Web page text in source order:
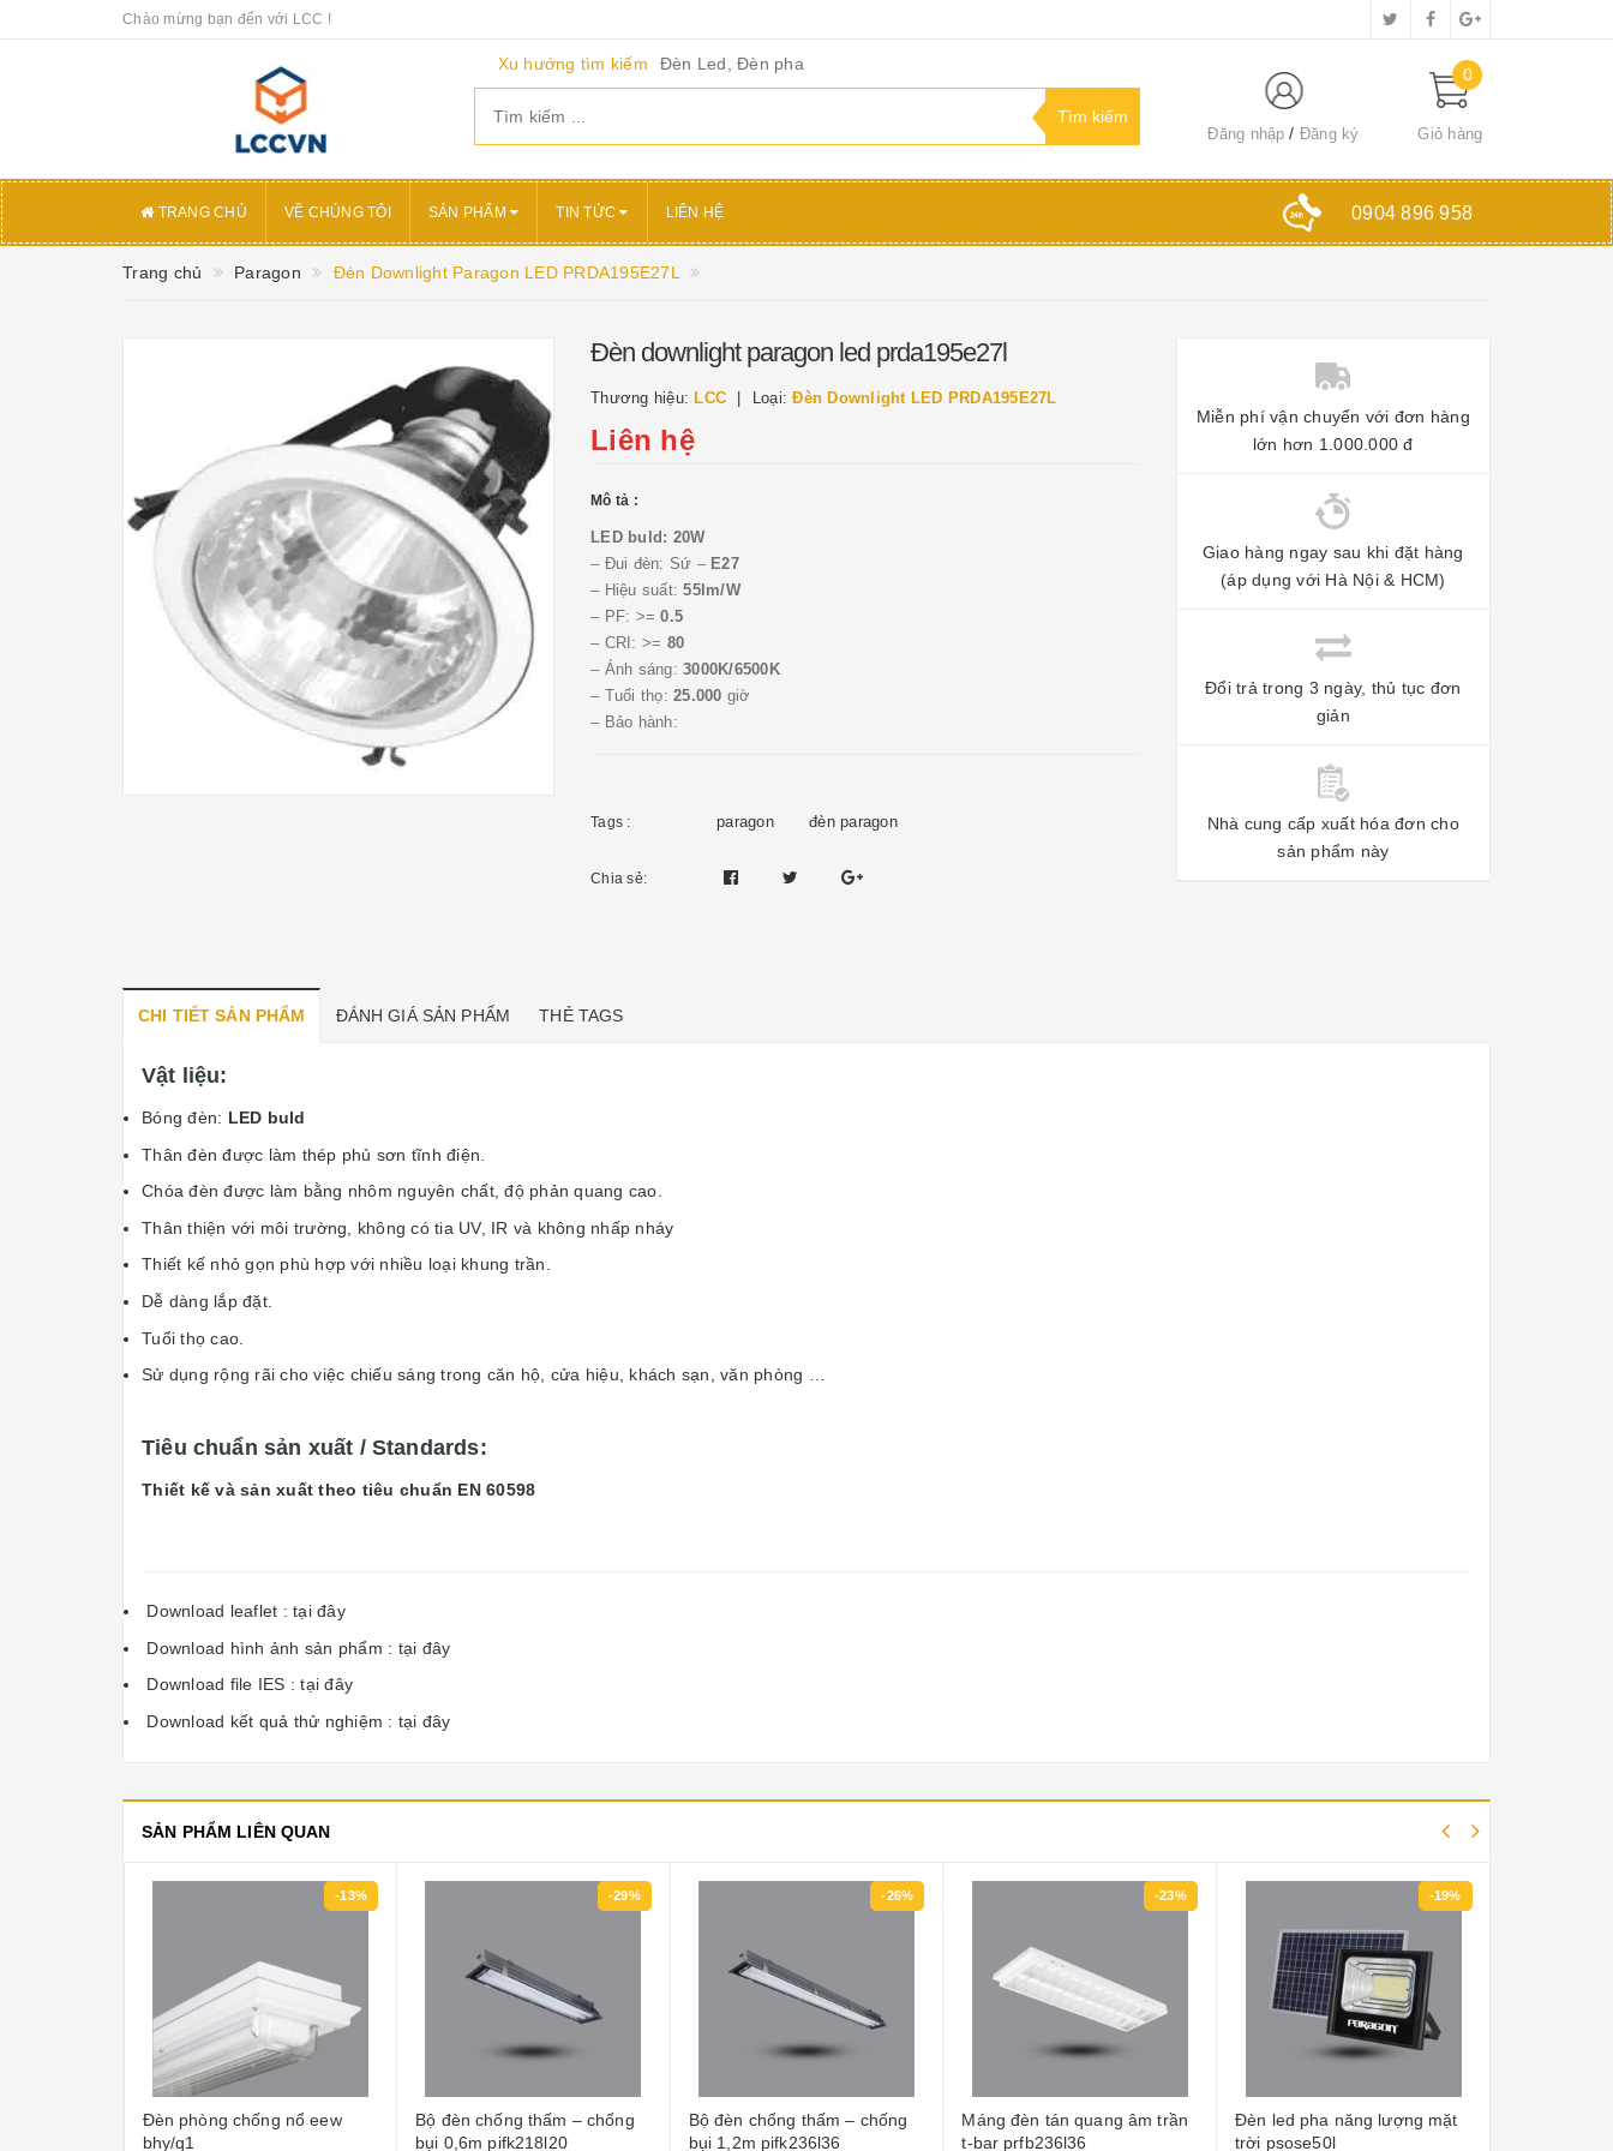
Chào mừng bạn đến với LCC !
Xu hướng tìm kiếm Đèn Led, Đèn pha
Đăng nhập Đăng ký
0
Giỏ hàng
TRANG CHỦ VỀ CHÚNG TÔI SẢN PHẨM TIN TỨC LIÊN HỆ 0904 896 958
Trang chủ Paragon Đèn Downlight Paragon LED PRDA195E27L
Đèn downlight paragon led prda195e27l
Thương hiệu: LCC Loại:Đèn Downlight LED PRDA195E27L
Liên hệ
Mô tả :
LED buld: 20W
– Đui đèn: Sứ – E27
– Hiệu suất:55lm/W
– PF: >=0.5
– CRI: >= 80
– Ánh sáng: 3000K/6500K
– Tuổi thọ: 25.000 giờ
– Bảo hành:
Tags : paragon đèn paragon
Chia sẻ:
Miễn phí vận chuyển với đơn hàng
lớn hơn 1.000.000 đ
Giao hàng ngay sau khi đặt hàng
(áp dụng với Hà Nội & HCM)
Đổi trả trong 3 ngày, thủ tục đơn
giản
Nhà cung cấp xuất hóa đơn cho
sản phẩm này
CHI TIẾT SẢN PHẨM ĐÁNH GIÁ SẢN PHẨM THẺ TAGS
Vật liệu:
Bóng đèn: LED buld
Thân đèn được làm thép phủ sơn tĩnh điện.
Chóa đèn được làm bằng nhôm nguyên chất, độ phản quang cao.
Thân thiện với môi trường, không có tia UV, IR và không nhấp nháy
Thiết kế nhỏ gọn phù hợp với nhiều loại khung trần.
Dễ dàng lắp đặt.
Tuổi thọ cao.
Sử dụng rộng rãi cho việc chiếu sáng trong căn hộ, cửa hiệu, khách sạn, văn phòng …
Tiêu chuẩn sản xuất / Standards:
Thiết kế và sản xuất theo tiêu chuẩn EN 60598
Download leaflet : tại đây
Download hình ảnh sản phẩm : tại đây
Download file IES :tại đây
Download kết quả thử nghiệm : tại đây
SẢN PHẨM LIÊN QUAN
-13%
Đèn phòng chống nổ eew
bhy/q1
-29%
Bộ đèn chống thấm – chống
bụi 0,6m pifk218l20
-26%
Bộ đèn chống thấm – chống
bụi 1,2m pifk236l36
-23%
Máng đèn tán quang âm trần
t-bar prfb236l36
-19%
Đèn led pha năng lượng mặt
trời psose50l